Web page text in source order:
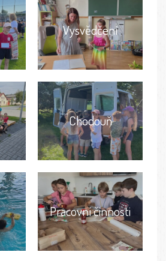
Vysvědčení
Chodouň
Pracovní činnosti